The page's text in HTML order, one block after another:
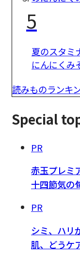
5
夏のスタミ
にんにくみ
読みものランキ
Special
PR
赤玉プレミ
十四節気の
PR
シミ、ハ
肌、どうケ